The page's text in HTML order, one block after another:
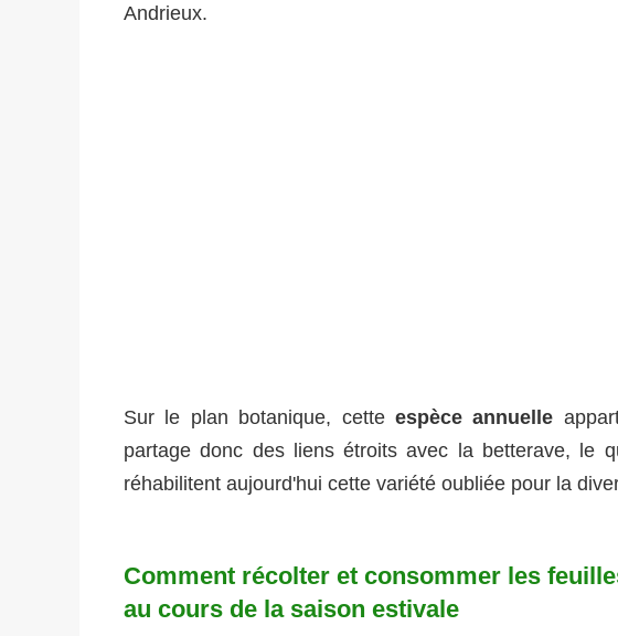
Andrieux.
Sur le plan botanique, cette espèce annuelle
partage donc des liens étroits avec la betterave, le
réhabilitent aujourd'hui cette variété oubliée pour la
Comment récolter et consommer les
au cours de la saison estivale